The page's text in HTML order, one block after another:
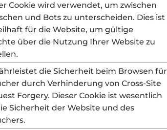
Cookie wird verwendet, um zwischen
und Bots zu unterscheiden. Dies ist
für die Website, um gültige
über die Nutzung Ihrer Website zu
die Sicherheit beim Browsen für
durch Verhinderung von Cross-Site
Forgery. Dieser Cookie ist wesentlich
Sicherheit der Website und des